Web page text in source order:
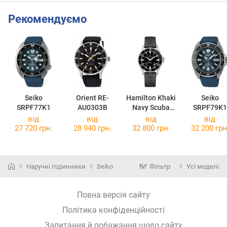
Рекомендуємо
Seiko
SRPF77K1
Orient RE-
AU0303B
Hamilton Khaki
Navy Scuba
Auto
H82335331
Seiko
SRPF79K1
від
27 720 грн.
від
28 940 грн.
від
32 800 грн.
від
32 200
Наручні годинники Seiko Фільтр Усі моделі
Повна версія сайту
Політика конфіденційності